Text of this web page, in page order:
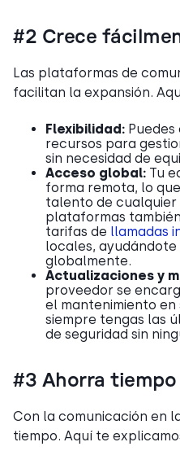
#2 Crece
Las plataformas de
facilitan la expansión.
Flexibilidad:
recursos para
sin necesidad de
Acceso global: Tu
forma remota, lo
talento de cualquier
plataformas
tarifas de llamadas
locales,
globalmente.
Actualizaciones y
proveedor se
el mantenimiento en
siempre tengas las
de seguridad sin
#3 Ahorra tiempo
Con la comunicación en
tiempo. Aquí te